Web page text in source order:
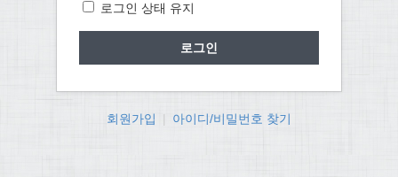
로그인 상태 유지
회원가입 아이디/비밀번호 찾기